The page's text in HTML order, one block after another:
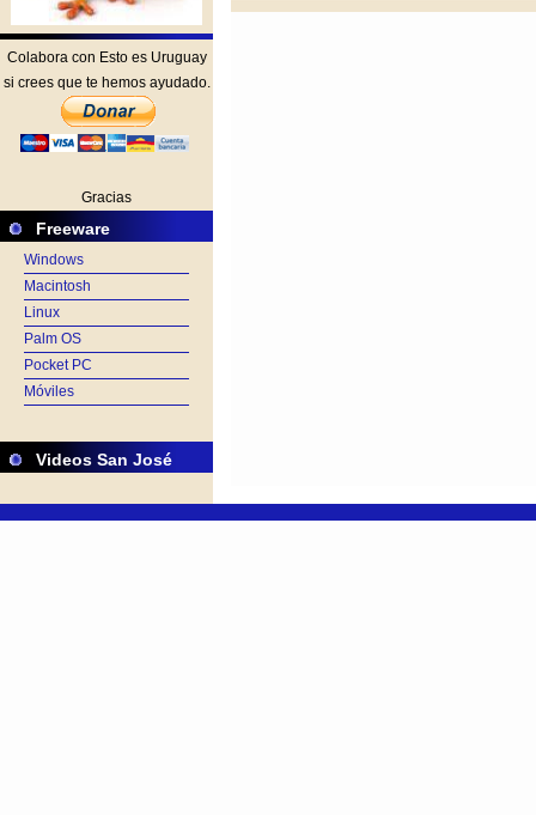
Colabora con Esto es Uruguay
si crees que te hemos ayudado.
Gracias
Freeware
Windows
Macintosh
Linux
Palm OS
Pocket PC
Móviles
Videos San José